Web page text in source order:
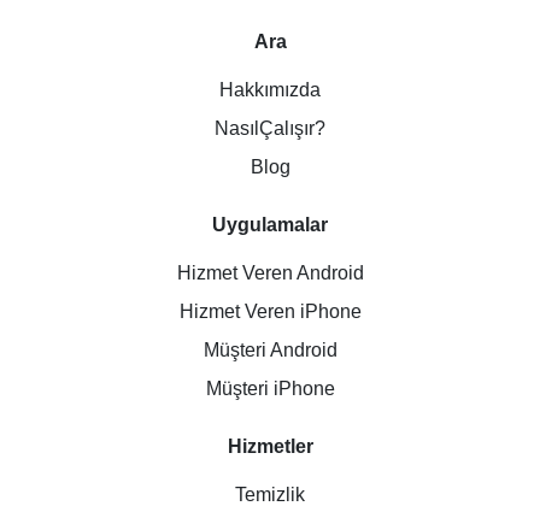
Ara
Hakkımızda
NasılÇalışır?
Blog
Uygulamalar
Hizmet Veren Android
Hizmet Veren iPhone
Müşteri Android
Müşteri iPhone
Hizmetler
Temizlik